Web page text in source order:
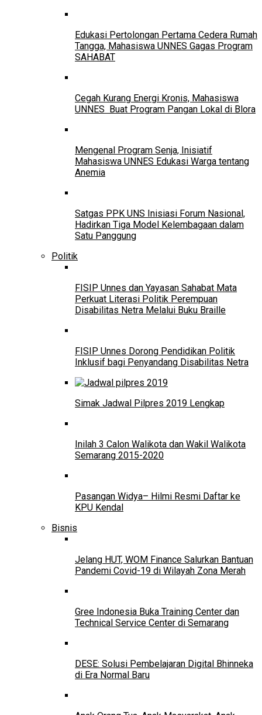
Edukasi Pertolongan Pertama Cedera Rumah
Tangga, Mahasiswa UNNES Gagas Program
SAHABAT
Cegah Kurang Energi Kronis, Mahasiswa
UNNES Buat Program Pangan Lokal di Blora
Mengenal Program Senja, Inisiatif
Mahasiswa UNNES Edukasi Warga tentang
Anemia
Satgas PPK UNS Inisiasi Forum Nasional,
Hadirkan Tiga Model Kelembagaan dalam
Satu Panggung
Politik
FISIP Unnes dan Yayasan Sahabat Mata
Perkuat Literasi Politik Perempuan
Disabilitas Netra Melalui Buku Braille
FISIP Unnes Dorong Pendidikan Politik
Inklusif bagi Penyandang Disabilitas Netra
Simak Jadwal Pilpres 2019 Lengkap
Inilah 3 Calon Walikota dan Wakil Walikota
Semarang 2015-2020
Pasangan Widya– Hilmi Resmi Daftar ke
KPU Kendal
Bisnis
Jelang HUT, WOM Finance Salurkan Bantuan
Pandemi Covid-19 di Wilayah Zona Merah
Gree Indonesia Buka Training Center dan
Technical Service Center di Semarang
DESE: Solusi Pembelajaran Digital Bhinneka
di Era Normal Baru